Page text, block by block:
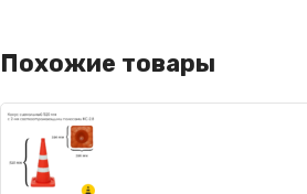
Похожие товары